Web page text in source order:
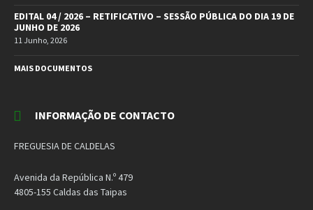
EDITAL 04 / 2026 – RETIFICATIVO – SESSÃO PÚBLICA DO DIA 19 DE
JUNHO DE 2026
11 Junho, 2026
MAIS DOCUMENTOS
INFORMAÇÃO DE CONTACTO
FREGUESIA DE CALDELAS
Avenida da República N.º 479
4805-155 Caldas das Taipas